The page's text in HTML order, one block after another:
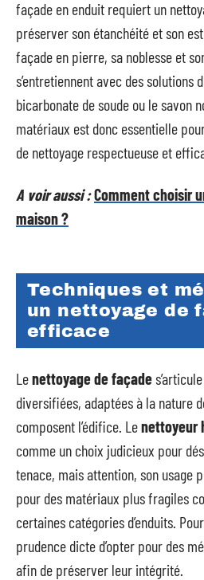
façade en enduit requiert un
préserver son étanchéité et son
façade en pierre, sa noblesse et
s’entretiennent avec des solutions
bicarbonate de soude ou le savon
matériaux est donc essentielle
de nettoyage respectueuse et
A voir aussi :Comment choisir
maison ?
Techniques et
un nettoyage de
efficace
Lenettoyage de façade
diversifiées, adaptées à la nature
composent l’édifice. Lenettoyeur
comme un choix judicieux pour
tenace, mais attention, son usage
pour des matériaux plus fragiles
certaines catégories d’enduits.
prudence dicte d’opter pour des
afin de préserver leur intégrité.